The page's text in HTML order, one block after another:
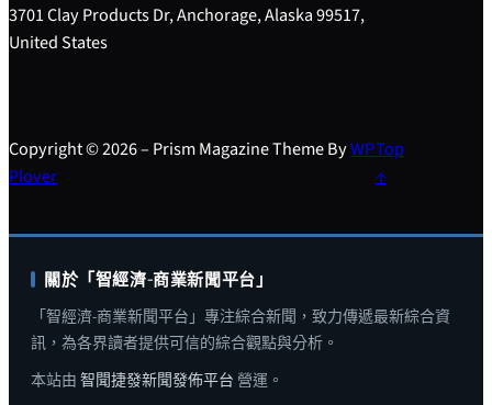
3701 Clay Products Dr, Anchorage, Alaska 99517,
United States
Copyright © 2026 – Prism Magazine Theme ByWP
Plover
Top
↑
關於「智經濟-商業新聞平台」
「智經濟-商業新聞平台」專注綜合新聞，致力傳遞最新綜合資
訊，為各界讀者提供可信的綜合觀點與分析。
本站由 智聞捷發新聞發佈平台 營運。